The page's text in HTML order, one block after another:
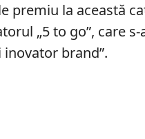
premiu la această
„5 to go”, care s-
brand”.